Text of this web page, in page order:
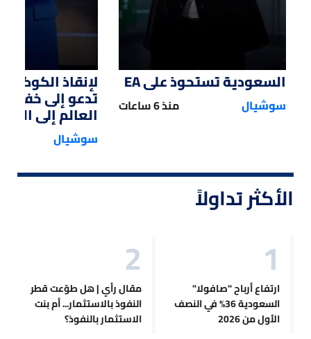
السعودية تستحوذ على EA
سوشيال منذ 6 ساعات
لإنقاذ
تدعو إلى
العالم إلى
سوشيال
الأكثر تداولاً
ارتفاع أرباح "صافولا"
السعودية 36% في النصف
الأول من 2026
مقال رأي | هل طوّعت قطر
النفوذ بالاستثمار... أم بنت
الاستثمار بالنفوذ؟